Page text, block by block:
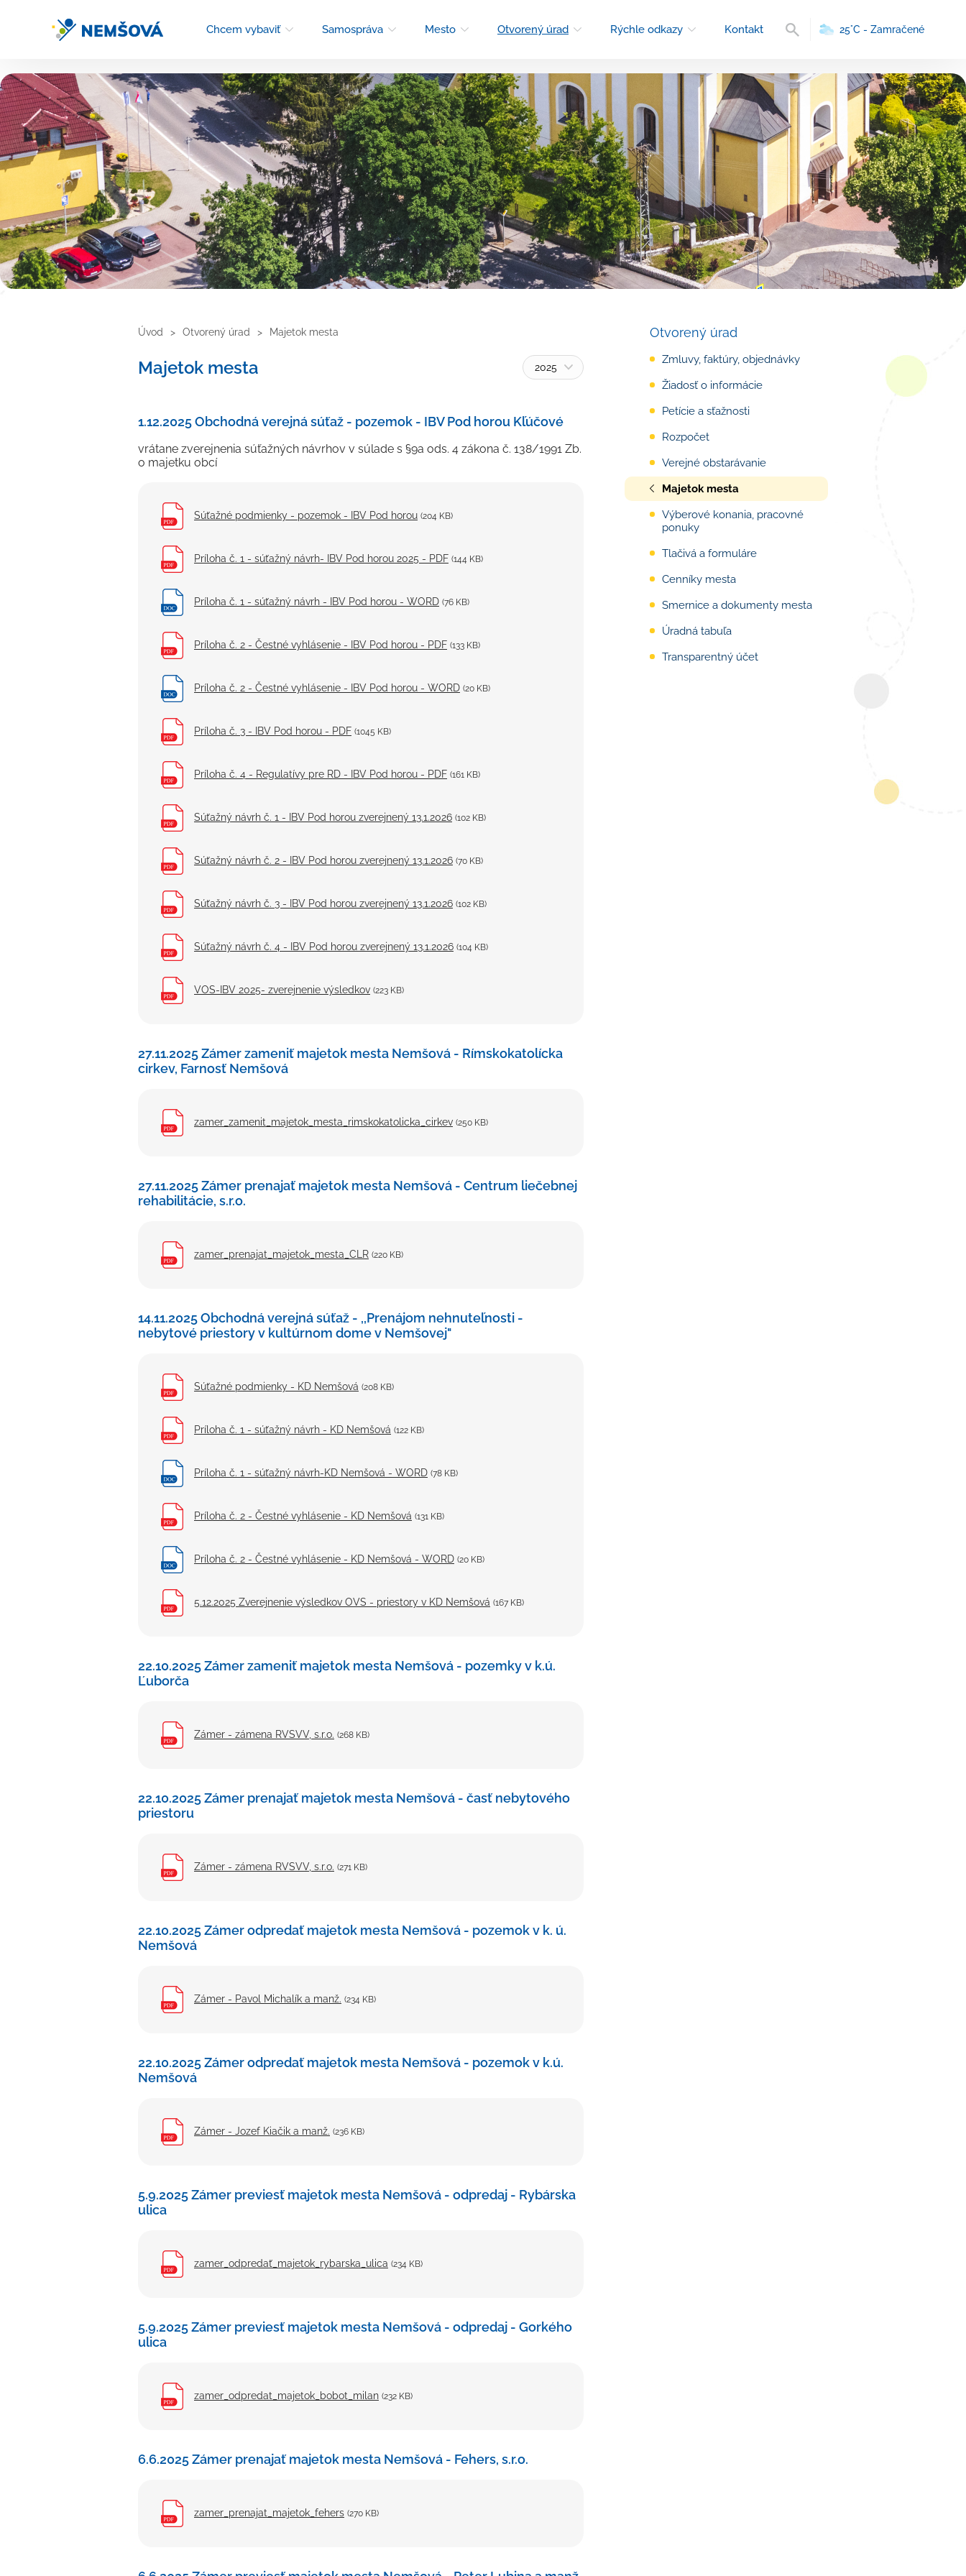
Chcem vybaviť Samospráva Mesto Otvorený úrad Rýchle odkazy Kontakt Vyhľadávanie
25°C - Zamračené
Úvod Otvorený úrad Majetok mesta Otvorený úrad
Zmluvy, faktúry, objednávky
Žiadosť o informácie
Petície a sťažnosti
Rozpočet
Verejné obstarávanie
Majetok mesta
Výberové konania, pracovné
ponuky
Tlačivá a formuláre
Cenníky mesta
Smernice a dokumenty mesta
Úradná tabuľa
Transparentný účet
Majetok mesta 2025
1.12.2025 Obchodná verejná súťaž - pozemok - IBV Pod horou Kľúčové
vrátane zverejnenia súťažných návrhov v súlade s §9a ods. 4 zákona č. 138/1991 Zb.
o majetku obcí
Súťažné podmienky - pozemok - IBV Pod horou (204 KB)
Príloha č. 1 - súťažný návrh- IBV Pod horou 2025 - PDF (144 KB)
Príloha č. 1 - súťažný návrh - IBV Pod horou - WORD (76 KB)
Príloha č. 2 - Čestné vyhlásenie - IBV Pod horou - PDF (133 KB)
Príloha č. 2 - Čestné vyhlásenie - IBV Pod horou - WORD (20 KB)
Príloha č. 3 - IBV Pod horou - PDF (1045 KB)
Príloha č. 4 - Regulatívy pre RD - IBV Pod horou - PDF (161 KB)
Súťažný návrh č. 1 - IBV Pod horou zverejnený 13.1.2026 (102 KB)
Súťažný návrh č. 2 - IBV Pod horou zverejnený 13.1.2026 (70 KB)
Súťažný návrh č. 3 - IBV Pod horou zverejnený 13.1.2026 (102 KB)
Súťažný návrh č. 4 - IBV Pod horou zverejnený 13.1.2026 (104 KB)
VOS-IBV 2025- zverejnenie výsledkov (223 KB)
27.11.2025 Zámer zameniť majetok mesta Nemšová - Rímskokatolícka
cirkev, Farnosť Nemšová
zamer_zamenit_majetok_mesta_rimskokatolicka_cirkev (250 KB)
27.11.2025 Zámer prenajať majetok mesta Nemšová - Centrum liečebnej
rehabilitácie, s.r.o.
zamer_prenajat_majetok_mesta_CLR (220 KB)
14.11.2025 Obchodná verejná súťaž - ,,Prenájom nehnuteľnosti -
nebytové priestory v kultúrnom dome v Nemšovej"
Súťažné podmienky - KD Nemšová (208 KB)
Príloha č. 1 - súťažný návrh - KD Nemšová (122 KB)
Príloha č. 1 - súťažný návrh-KD Nemšová - WORD (78 KB)
Príloha č. 2 - Čestné vyhlásenie - KD Nemšová (131 KB)
Príloha č. 2 - Čestné vyhlásenie - KD Nemšová - WORD (20 KB)
5.12.2025 Zverejnenie výsledkov OVS - priestory v KD Nemšová (167 KB)
22.10.2025 Zámer zameniť majetok mesta Nemšová - pozemky v k.ú.
Ľuborča
Zámer - zámena RVSVV, s.r.o. (268 KB)
22.10.2025 Zámer prenajať majetok mesta Nemšová - časť nebytového
priestoru
Zámer - zámena RVSVV, s.r.o. (271 KB)
22.10.2025 Zámer odpredať majetok mesta Nemšová - pozemok v k. ú.
Nemšová
Zámer - Pavol Michalík a manž. (234 KB)
22.10.2025 Zámer odpredať majetok mesta Nemšová - pozemok v k.ú.
Nemšová
Zámer - Jozef Kiačik a manž. (236 KB)
5.9.2025 Zámer previesť majetok mesta Nemšová - odpredaj - Rybárska
ulica
zamer_odpredať_majetok_rybarska_ulica (234 KB)
5.9.2025 Zámer previesť majetok mesta Nemšová - odpredaj - Gorkého
ulica
zamer_odpredat_majetok_bobot_milan (232 KB)
6.6.2025 Zámer prenajať majetok mesta Nemšová - Fehers, s.r.o.
zamer_prenajat_majetok_fehers (270 KB)